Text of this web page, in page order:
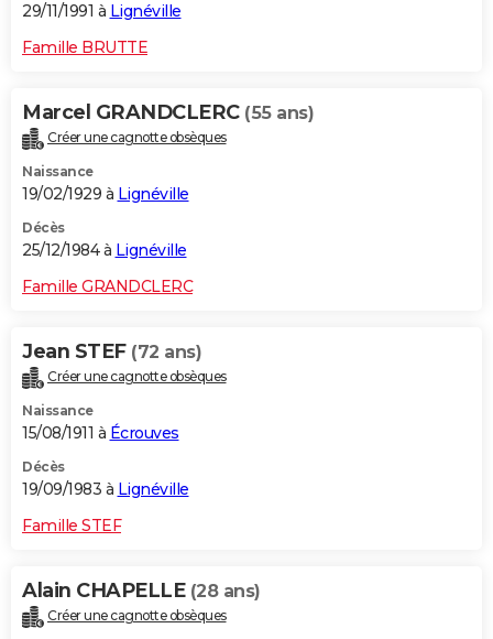
29/11/1991 à Lignéville
Famille BRUTTE
Marcel GRANDCLERC (55 ans)
Créer une cagnotte obsèques
Naissance
19/02/1929 à Lignéville
Décès
25/12/1984 à Lignéville
Famille GRANDCLERC
Jean STEF (72 ans)
Créer une cagnotte obsèques
Naissance
15/08/1911 à Écrouves
Décès
19/09/1983 à Lignéville
Famille STEF
Alain CHAPELLE (28 ans)
Créer une cagnotte obsèques